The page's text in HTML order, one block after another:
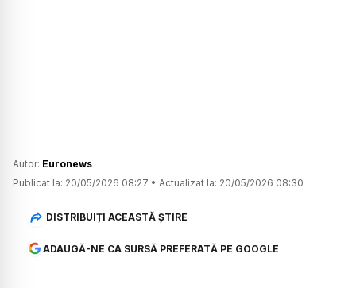
Autor: Euronews
Publicat la: 20/05/2026 08:27 • Actualizat la: 20/05/2026 08:30
DISTRIBUIȚI ACEASTĂ ȘTIRE
ADAUGĂ-NE CA SURSĂ PREFERATĂ PE GOOGLE